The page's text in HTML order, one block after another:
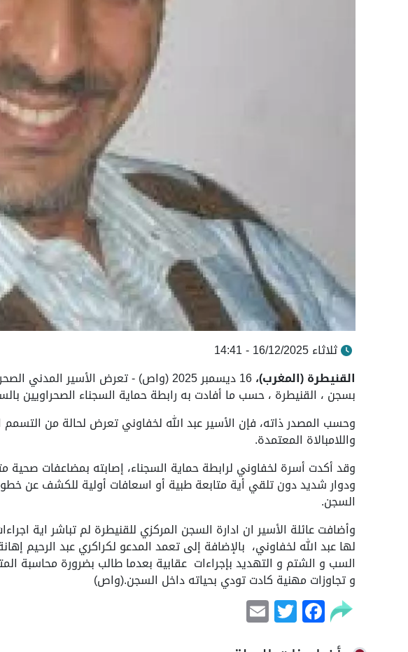
ثلاثاء 16/12/2025 - 14:41
القنيطرة (المغرب)،
16 ديسمبر 2025 (واص) - تعرض الأسير
بسجن ، القنيطرة ، حسب ما أفادت به رابطة حماية السجناء الصحراويين
وحسب المصدر ذاته، فإن الأسير عبد الله لخفاوني تعرض لحالة من التسمم
واللامبالاة المعتمدة.
وقد أكدت أسرة لخفاوني لرابطة حماية السجناء، إصابته بمضاعفات صحية
ودوار شديد دون تلقي أية متابعة طبية أو اسعافات أولية للكشف عن
السجن.
وأضافت عائلة الأسير ان ادارة السجن المركزي للقنيطرة لم تباشر اية
لها عبد الله لخفاوني، بالإضافة إلى تعمد المدعو لكراكري عبد الرحيم
السب و الشتم و التهديد بإجراءات عقابية بعدما طالب بضرورة محاسبة
و تجاوزات مهنية كادت تودي بحياته داخل السجن.(واص)
Facebook
Twitter